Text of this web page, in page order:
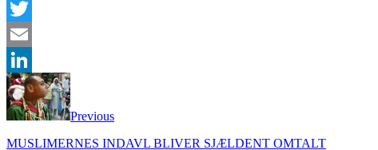
Facebook
Twitter
Email
LinkedIn
Previous
MUSLIMERNES INDAVL BLIVER SJÆLDENT OMTALT